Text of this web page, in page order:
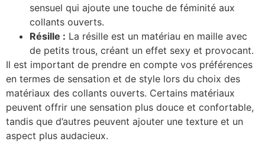
sensuel qui ajoute une touche de féminité aux
collants ouverts.
Résille : La résille est un matériau en maille avec
de petits trous, créant un effet sexy et provocant.
Il est important de prendre en compte vos préférences
en termes de sensation et de style lors du choix des
matériaux des collants ouverts. Certains matériaux
peuvent offrir une sensation plus douce et confortable,
tandis que d’autres peuvent ajouter une texture et un
aspect plus audacieux.